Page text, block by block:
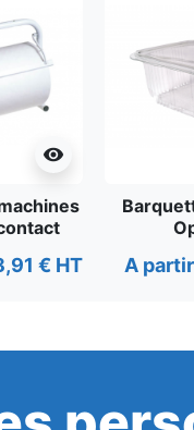
visibility
€ HT A